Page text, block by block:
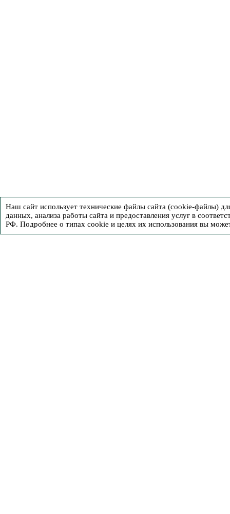
Наш сайт использует технические файлы сайта (cookie-файлы)
данных, анализа работы сайта и предоставления услуг в
РФ. Подробнее о типах cookie и целях их использования вы